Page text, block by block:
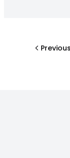
Previous